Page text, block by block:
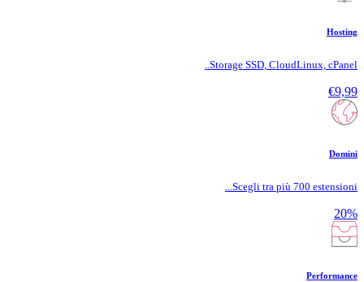
Hosting
Storage SSD, CloudLinux, cPanel..
€9,99
Domini
Scegli tra più 700 estensioni...
20%
Performance